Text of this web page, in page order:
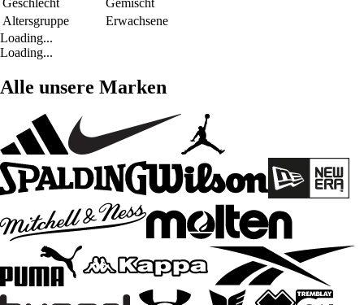
Altersgruppe
Erwachsene
Loading...
Loading...
Alle unsere Marken